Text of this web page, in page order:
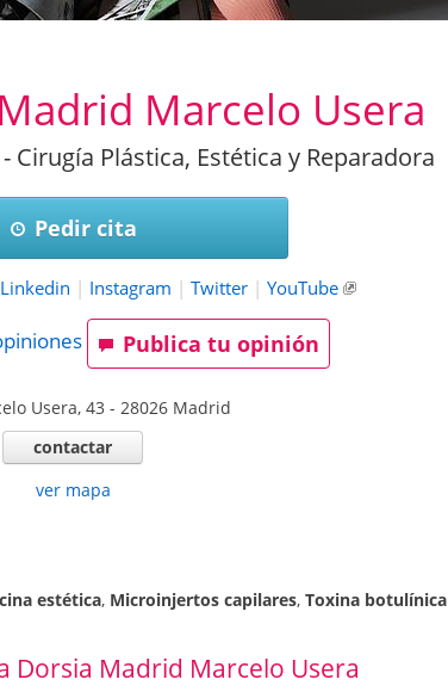
Marcelo Usera
Cirugía Plástica, Estética y Reparadora
Pedir cita
Linkedin | Instagram | Twitter | YouTube
Publica tu opinión
Usera, 43 - 28026 Madrid
contactar
ver mapa
estética, Microinjertos capilares, Toxina botulínica
Dorsia Madrid Marcelo Usera